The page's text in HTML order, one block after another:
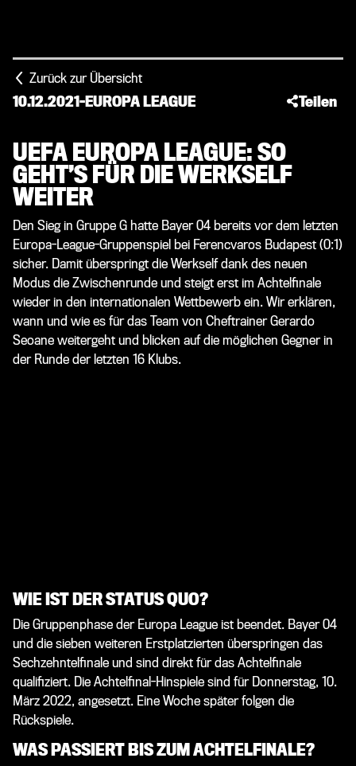
Zurück zur Übersicht
10.12.2021-EUROPA LEAGUE Teilen
UEFA EUROPA LEAGUE: SO
GEHT’S FÜR DIE WERKSELF
WEITER
Den Sieg in Gruppe G hatte Bayer 04 bereits vor dem letzten
Europa-League-Gruppenspiel bei Ferencvaros Budapest (0:1)
sicher. Damit überspringt die Werkself dank des neuen
Modus die Zwischenrunde und steigt erst im Achtelfinale
wieder in den internationalen Wettbewerb ein. Wir erklären,
wann und wie es für das Team von Cheftrainer Gerardo
Seoane weitergeht und blicken auf die möglichen Gegner in
der Runde der letzten 16 Klubs.
WIE IST DER STATUS QUO?
Die Gruppenphase der Europa League ist beendet. Bayer 04
und die sieben weiteren Erstplatzierten überspringen das
Sechzehntelfinale und sind direkt für das Achtelfinale
qualifiziert. Die Achtelfinal-Hinspiele sind für Donnerstag, 10.
März 2022, angesetzt. Eine Woche später folgen die
Rückspiele.
WAS PASSIERT BIS ZUM ACHTELFINALE?